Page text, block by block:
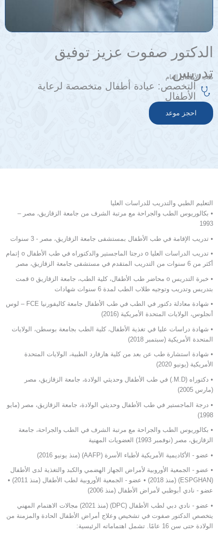
الدكتور صفوت عزيز توفيق
تدريس
طب الأطفال العام
التخصص: عيادة أطفال متخصصة لرعاية
الأطفال
احجز موعد
التعليم الطبي والتدريب للدراسات العليا
• بكالوريوس الطب والجراحة مع مرتبة الشرف من جامعة الزقازيق، مصر –
1993
• تدريب الإقامة في طب الأطفال بمستشفى جامعة الزقازيق، مصر - 3 سنوات
• تدريب الدراسات العليا o درجتا الماجستير والدكتوراه في طب الأطفال o إتمام
أكثر من 6 سنوات من التدريب المتقدم في مستشفى جامعة الزقازيق، مصر
• خبرة التدريس o محاضر طب الأطفال، كلية الطب، جامعة الزقازيق o قمت
بتدريس وتدريب وتوجيه طلاب الطب لمدة 6 سنوات شهادات
• شهادة معادلة دكتور في الطب في طب الأطفال جامعة كاليفورنيا FCE – لوس
أنجلوس، الولايات المتحدة الأمريكية (2016)
• شهادة دراسات عليا في تغذية الأطفال، كلية الطب بجامعة بوسطن، الولايات
المتحدة الأمريكية (سبتمبر 2018)
• شهادة استشارة طب عن بعد من كلية هارفارد الطبية، الولايات المتحدة
الأمريكية (يونيو 2020)
• دكتوراه (M.D.) في طب الأطفال وحديثي الولادة، جامعة الزقازيق، مصر
(مارس 2005)
• درجة الماجستير في طب الأطفال وحديثي الولادة، جامعة الزقازيق، مصر (مايو
1998)
• بكالوريوس الطب والجراحة مع مرتبة الشرف في الطب والجراحة، جامعة
الزقازيق، مصر (نوفمبر 1993) العضويات المهنية
• عضو - الأكاديمية الأمريكية لأطباء الأسرة (AAFP) (منذ يونيو 2016)
• عضو - الجمعية الأوروبية لأمراض الجهاز الهضمي والكبد والتغذية لدى الأطفال
(ESPGHAN) (منذ 2018) • عضو - الجمعية الأوروبية لطب الأطفال (منذ 2011) •
عضو - نادي أبوظبي لأمراض الأطفال (منذ 2006)
• عضو - نادي دبي لطب الأطفال (DPC) (منذ 2021) مجالات الاهتمام المهني
يتخصص الدكتور صفوت في تشخيص وعلاج أمراض الأطفال الحادة والمزمنة من
الولادة حتى سن 16 عامًا. تشمل اهتماماته الرئيسية: